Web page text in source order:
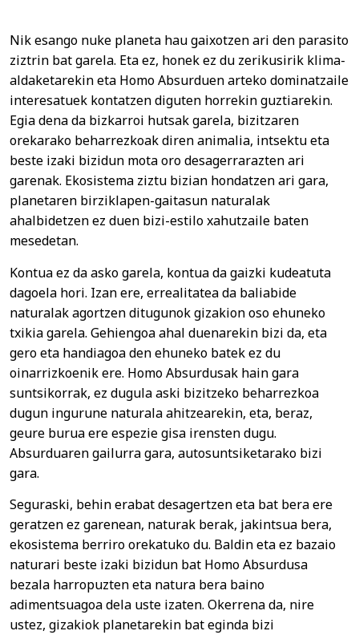
Nik esango nuke planeta hau gaixotzen ari den parasito
ziztrin bat garela. Eta ez, honek ez du zerikusirik klima-
aldaketarekin eta Homo Absurduen arteko dominatzaile
interesatuek kontatzen diguten horrekin guztiarekin.
Egia dena da bizkarroi hutsak garela, bizitzaren
orekarako beharrezkoak diren animalia, intsektu eta
beste izaki bizidun mota oro desagerrarazten ari
garenak. Ekosistema ziztu bizian hondatzen ari gara,
planetaren birziklapen-gaitasun naturalak
ahalbidetzen ez duen bizi-estilo xahutzaile baten
mesedetan.
Kontua ez da asko garela, kontua da gaizki kudeatuta
dagoela hori. Izan ere, errealitatea da baliabide
naturalak agortzen ditugunok gizakion oso ehuneko
txikia garela. Gehiengoa ahal duenarekin bizi da, eta
gero eta handiagoa den ehuneko batek ez du
oinarrizkoenik ere. Homo Absurdusak hain gara
suntsikorrak, ez dugula aski bizitzeko beharrezkoa
dugun ingurune naturala ahitzearekin, eta, beraz,
geure burua ere espezie gisa irensten dugu.
Absurduaren gailurra gara, autosuntsiketarako bizi
gara.
Seguraski, behin erabat desagertzen eta bat bera ere
geratzen ez garenean, naturak berak, jakintsua bera,
ekosistema berriro orekatuko du. Baldin eta ez bazaio
naturari beste izaki bizidun bat Homo Absurdusa
bezala harropuzten eta natura bera baino
adimentsuagoa dela uste izaten. Okerrena da, nire
ustez, gizakiok planetarekin bat eginda bizi